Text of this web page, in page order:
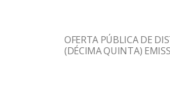
OFERTA PÚBLICA DE
(DÉCIMA QUINTA)